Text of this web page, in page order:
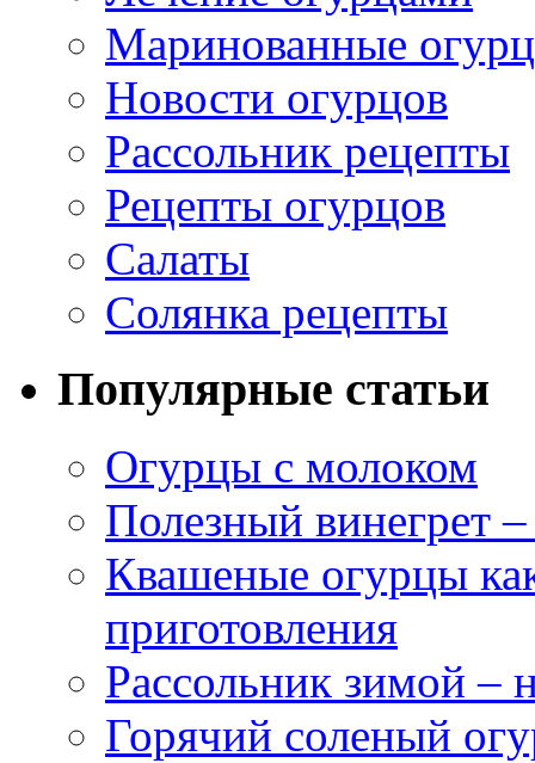
Маринованные
Новости огурцов
Рассольник рецепты
Рецепты огурцов
Салаты
Солянка рецепты
Популярные статьи
Огурцы с молоком
Полезный винегрет
Квашеные огурцы
приготовления
Рассольник зимой –
Горячий соленый